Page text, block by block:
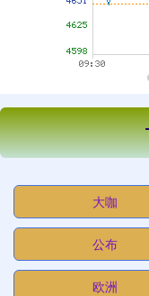
大咖
公布
欧洲